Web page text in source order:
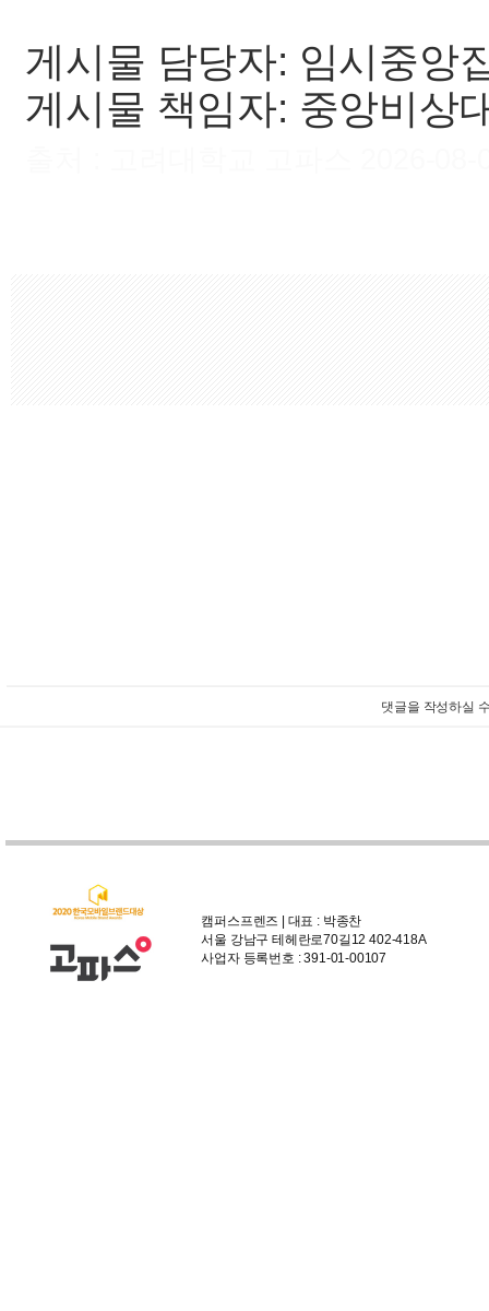
게시물 담당자: 임시중앙
게시물 책임자: 중앙비상
댓글을 작성하실
캠퍼스프렌즈 | 대표 : 박종찬
서울 강남구 테헤란로70길12 402-418A
사업자 등록번호 : 391-01-00107